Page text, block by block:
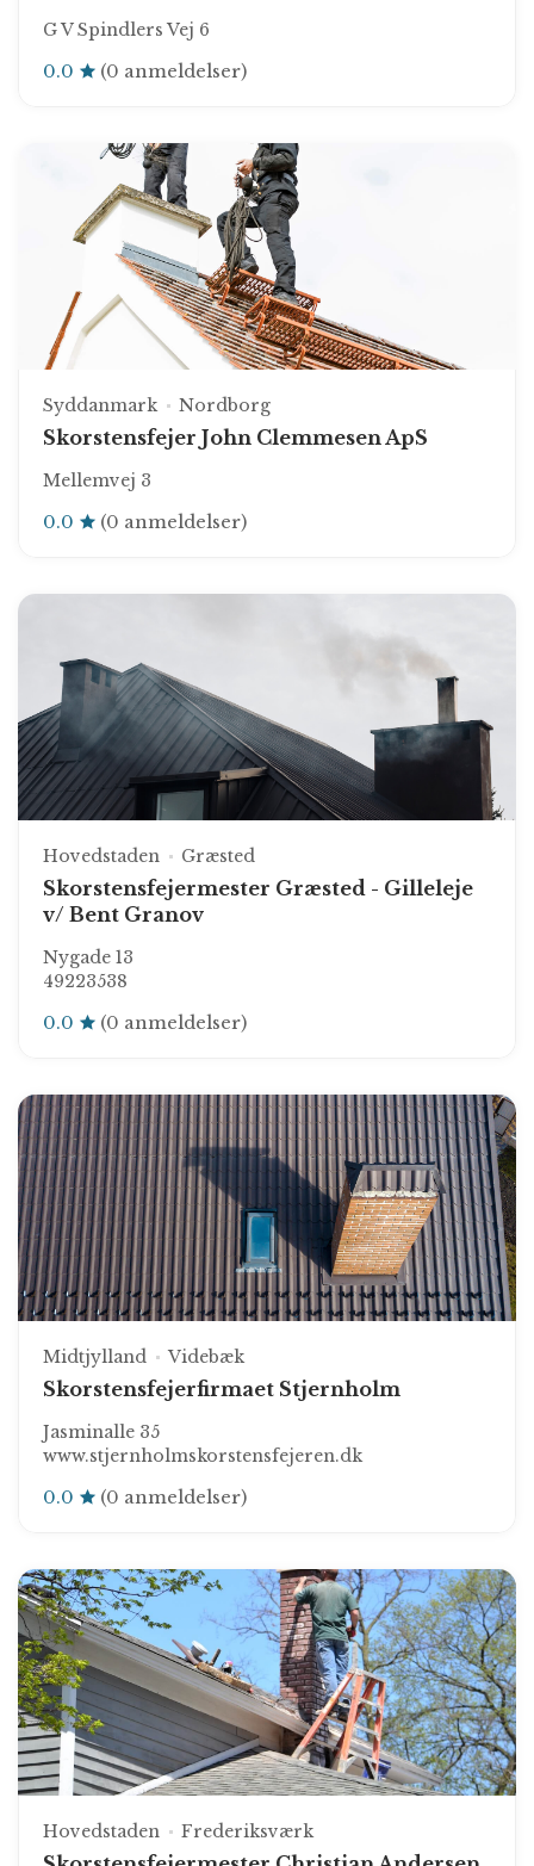
G V Spindlers Vej 6
0.0 (0 anmeldelser)
Syddanmark Nordborg
Skorstensfejer John Clemmesen ApS
Mellemvej 3
0.0 (0 anmeldelser)
Hovedstaden Græsted
Skorstensfejermester Græsted - Gilleleje
v/ Bent Granov
Nygade 13
49223538
0.0 (0 anmeldelser)
Midtjylland Videbæk
Skorstensfejerfirmaet Stjernholm
Jasminalle 35
www.stjernholmskorstensfejeren.dk
0.0 (0 anmeldelser)
Hovedstaden Frederiksværk